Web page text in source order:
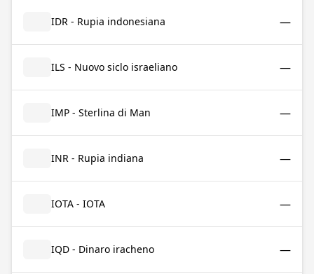
IDR - Rupia indonesiana —
ILS - Nuovo siclo israeliano —
IMP - Sterlina di Man —
INR - Rupia indiana —
IOTA - IOTA —
IQD - Dinaro iracheno —